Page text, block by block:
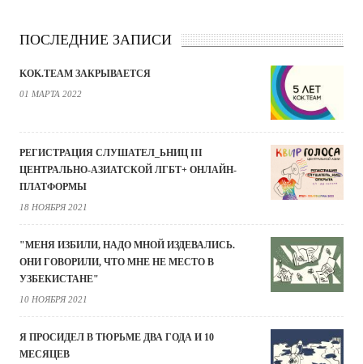
ПОСЛЕДНИЕ ЗАПИСИ
KOK.TEAM ЗАКРЫВАЕТСЯ
01 МАРТА 2022
РЕГИСТРАЦИЯ СЛУШАТЕЛ_ЬНИЦ III
ЦЕНТРАЛЬНО-АЗИАТСКОЙ ЛГБТ+ ОНЛАЙН-
ПЛАТФОРМЫ
18 НОЯБРЯ 2021
"МЕНЯ ИЗБИЛИ, НАДО МНОЙ ИЗДЕВАЛИСЬ.
ОНИ ГОВОРИЛИ, ЧТО МНЕ НЕ МЕСТО В
УЗБЕКИСТАНЕ"
10 НОЯБРЯ 2021
Я ПРОСИДЕЛ В ТЮРЬМЕ ДВА ГОДА И 10
МЕСЯЦЕВ